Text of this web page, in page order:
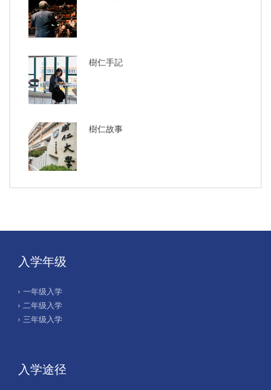
樹仁手記
樹仁故事
入学年级
一年级入学
二年级入学
三年级入学
入学途径